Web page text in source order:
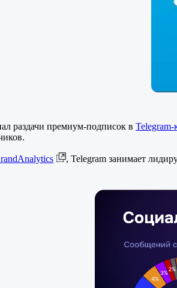
раздачи премиум-подписок в Telegram-
, Telegram занимает